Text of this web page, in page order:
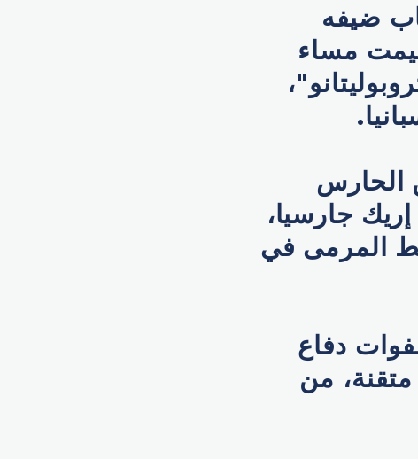
ضيفه
مساء
الحارس
جارسيا،
خط المرمى في
دفاع
من